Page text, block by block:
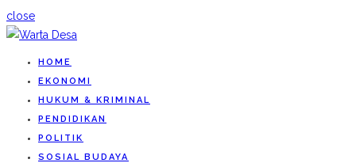
close
HOME
EKONOMI
HUKUM & KRIMINAL
PENDIDIKAN
POLITIK
SOSIAL BUDAYA